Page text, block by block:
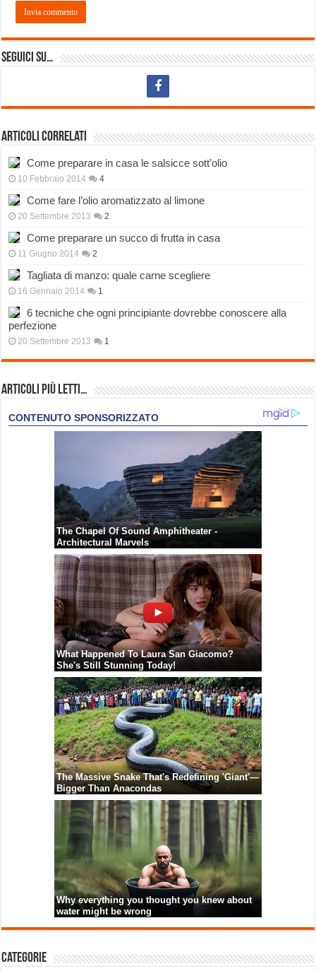
Seguici su…
Articoli correlati
Come preparare in casa le salsicce sott’olio
10 Febbraio 2014 4
Come fare l’olio aromatizzato al limone
20 Settembre 2013 2
Come preparare un succo di frutta in casa
11 Giugno 2014 2
Tagliata di manzo: quale carne scegliere
16 Gennaio 2014 1
6 tecniche che ogni principiante dovrebbe conoscere alla
perfezione
20 Settembre 2013 1
Articoli più Letti…
Categorie